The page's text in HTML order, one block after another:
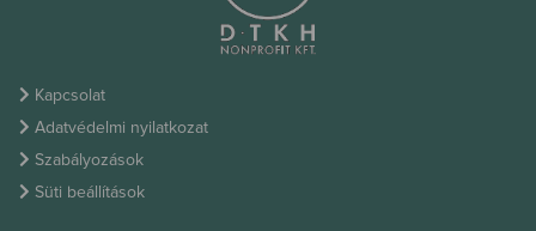
Kapcsolat
Adatvédelmi nyilatkozat
Szabályozások
Süti beállítások